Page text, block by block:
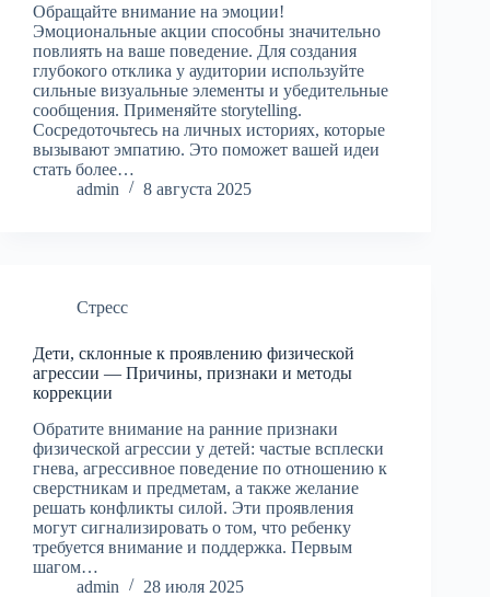
Обращайте внимание на эмоции!
Эмоциональные акции способны значительно
повлиять на ваше поведение. Для создания
глубокого отклика у аудитории используйте
сильные визуальные элементы и убедительные
сообщения. Применяйте storytelling.
Сосредоточьтесь на личных историях, которые
вызывают эмпатию. Это поможет вашей идеи
стать более…
admin
8 августа 2025
Стресс
Дети, склонные к проявлению физической
агрессии — Причины, признаки и методы
коррекции
Обратите внимание на ранние признаки
физической агрессии у детей: частые всплески
гнева, агрессивное поведение по отношению к
сверстникам и предметам, а также желание
решать конфликты силой. Эти проявления
могут сигнализировать о том, что ребенку
требуется внимание и поддержка. Первым
шагом…
admin
28 июля 2025